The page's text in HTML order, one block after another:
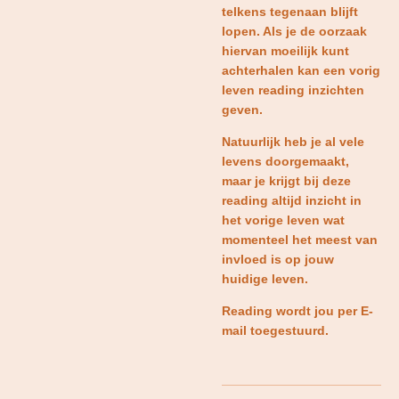
telkens tegenaan blijft
lopen. Als je de oorzaak
hiervan moeilijk kunt
achterhalen kan een vorig
leven reading inzichten
geven.
Natuurlijk heb je al vele
levens doorgemaakt,
maar je krijgt bij deze
reading altijd inzicht in
het vorige leven wat
momenteel het meest van
invloed is op jouw
huidige leven.
Reading wordt jou per E-
mail toegestuurd.